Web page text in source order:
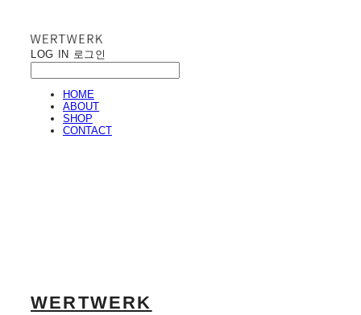
LOG IN 로그인
HOME
ABOUT
SHOP
CONTACT
WERTWERK